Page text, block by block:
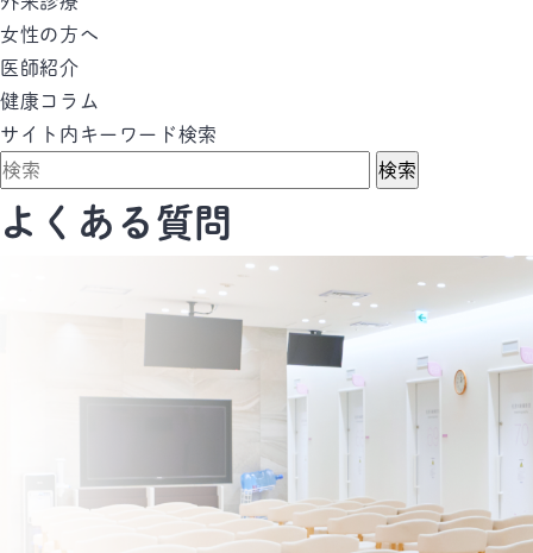
女性の方へ
医師紹介
健康コラム
サイト内キーワード検索
検索
よくある質問